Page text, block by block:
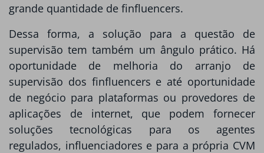
grande quantidade de finfluencers.
Dessa forma, a solução para a questão de
supervisão tem também um ângulo prático. Há
oportunidade de melhoria do arranjo de
supervisão dos finfluencers e até oportunidade
de negócio para plataformas ou provedores de
aplicações de internet, que podem fornecer
soluções tecnológicas para os agentes
regulados, influenciadores e para a própria CVM